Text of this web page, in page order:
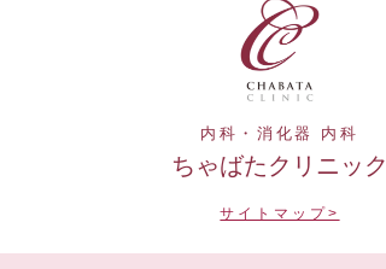
内科・消化器 内科
ちゃばたクリニック
サイトマップ>